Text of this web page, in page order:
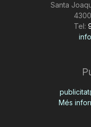
Santa
Tel:
Més